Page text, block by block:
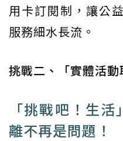
用卡訂閱制，讓公
服務細水長流。
挑戰二、「實體活動
「挑戰吧！生
離不再是問題！